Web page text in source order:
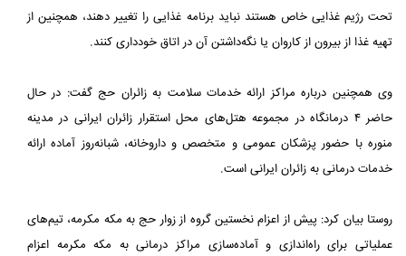
تحت رژیم غذایی خاص هستند نباید برنامه غذایی را تغییر دهند، همچنین از
تهیه غذا از بیرون از کاروان یا نگه‌داشتن آن در اتاق خودداری کنند.
وی همچنین درباره مراکز ارائه خدمات سلامت به زائران حج گفت: در حال
حاضر ۴ درمانگاه در مجموعه هتل‌های محل استقرار زائران ایرانی در مدینه
منوره با حضور پزشکان عمومی و متخصص و داروخانه، شبانه‌روز آماده ارائه
خدمات درمانی به زائران ایرانی است.
روستا بیان کرد: پیش از اعزام نخستین گروه از زوار حج به مکه مکرمه، تیم‌های
عملیاتی برای راه‌اندازی و آماده‌سازی مراکز درمانی به مکه مکرمه اعزام